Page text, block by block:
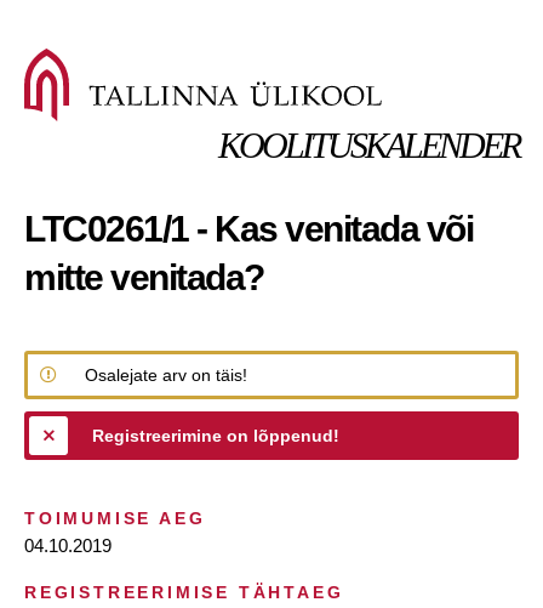
KOOLITUSKALENDER
LTC0261/1 - Kas venitada või
mitte venitada?
Osalejate arv on täis!
Registreerimine on lõppenud!
TOIMUMISE AEG
04.10.2019
REGISTREERIMISE TÄHTAEG